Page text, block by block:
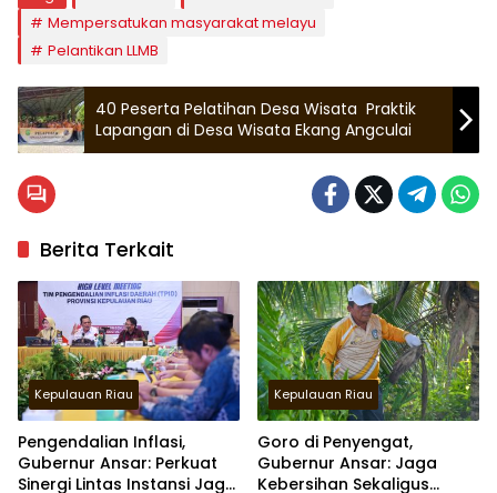
Mempersatukan masyarakat melayu
Pelantikan LLMB
40 Peserta Pelatihan Desa Wisata Praktik
Lapangan di Desa Wisata Ekang Angculai
Berita Terkait
Kepulauan Riau
Pengendalian Inflasi,
Gubernur Ansar: Perkuat
Sinergi Lintas Instansi Jaga
Kepulauan Riau
Goro di Penyengat,
Gubernur Ansar: Jaga
Kebersihan Sekaligus